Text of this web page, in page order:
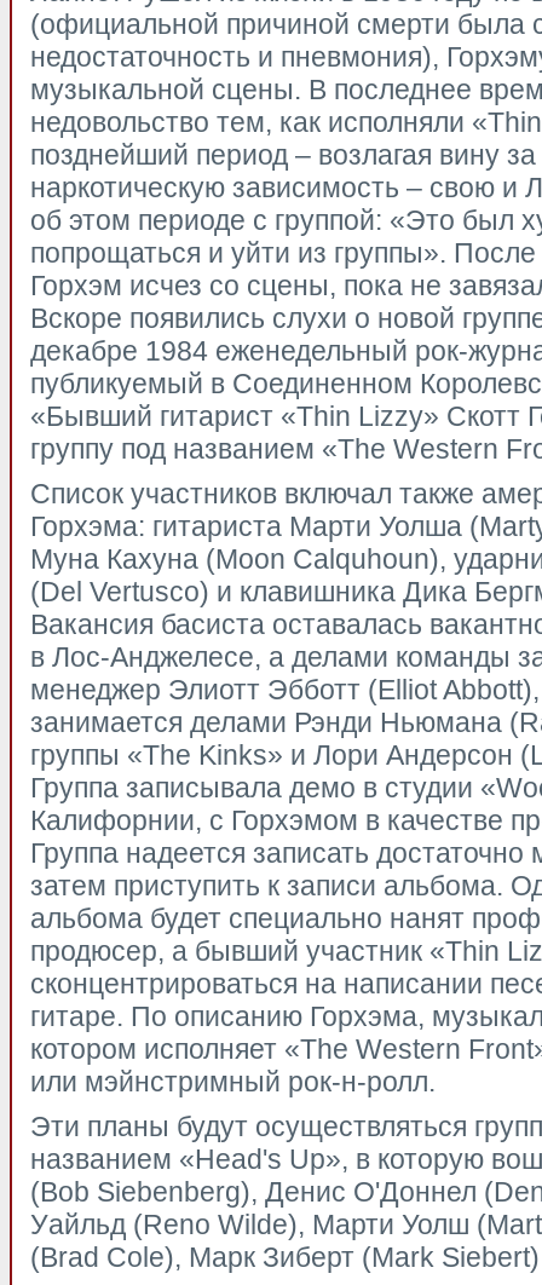
(официальной причиной смерти была
недостаточность и пневмония),
музыкальной сцены. В последнее
недовольство тем, как исполняли
позднейший период – возлагая вину за
наркотическую зависимость – свою и
об этом периоде с группой: «Это был
попрощаться и уйти из группы».
Горхэм исчез со сцены, пока не
Вскоре появились слухи о новой
декабре 1984 еженедельный рок-
публикуемый в Соединенном
«Бывший гитарист «Thin Lizzy» Скотт
группу под названием «The Western
Список участников включал также
Горхэма: гитариста Марти Уолша
Муна Кахуна (Moon Calquhoun),
(Del Vertusco) и клавишника Дика
Вакансия басиста оставалась
в Лос-Анджелесе, а делами команды
менеджер Элиотт Эбботт (Elliot
занимается делами Рэнди Ньюмана
группы «The Kinks» и Лори Андерсон
Группа записывала демо в студии
Калифорнии, с Горхэмом в качестве
Группа надеется записать
затем приступить к записи альбома.
альбома будет специально нанят
продюсер, а бывший участник «Thin
сконцентрироваться на написании
гитаре. По описанию Горхэма,
котором исполняет «The Western
или мэйнстримный рок-н-ролл.
Эти планы будут осуществляться
названием «Head's Up», в которую
(Bob Siebenberg), Денис О'Доннел
Уайльд (Reno Wilde), Марти Уолш
(Brad Cole), Марк Зиберт (Mark